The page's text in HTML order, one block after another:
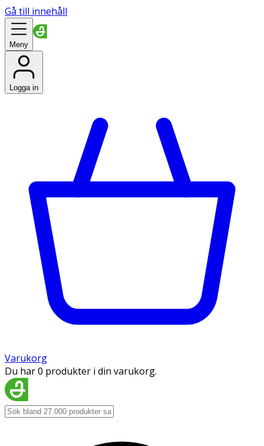
Gå till innehåll
Meny
Logga in
Varukorg
Du har 0 produkter i din varukorg.